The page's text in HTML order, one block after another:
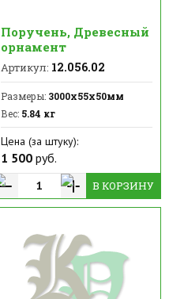
Поручень, Древесный
орнамент
Артикул: 12.056.02
Размеры:3000х55х50мм
Вес:5.84 кг
Цена (за штуку):
1 500руб.
В КОРЗИНУ